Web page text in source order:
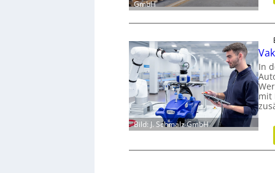
GmbH
Bild: J. Schmalz GmbH
In
mit